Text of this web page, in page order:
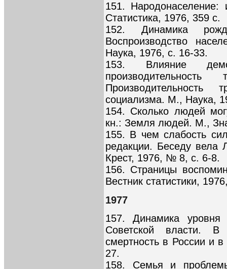
151. Народонаселение:
Статистика, 1976, 359 с.
152. Динамика
Воспроизводство
Наука, 1976, с. 16-33.
153. Влияние
социализма. М., Наука,
154. Сколько людей
кн.: Земля людей. М.,
155. В чем слабость
редакции. Беседу вела
Крест, 1976, № 8, с. 6-8.
156. Страницы
Вестник статистики,
1977
157. Динамика
Советской власти. В
смертность в России и
27.
158. Семья и